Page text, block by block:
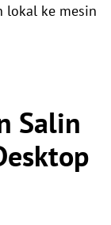
lokal ke mesin
Salin